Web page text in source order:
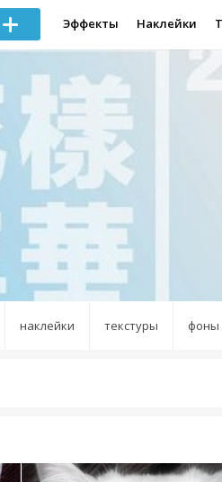
Эффекты Наклейки
наклейки текстуры фоны